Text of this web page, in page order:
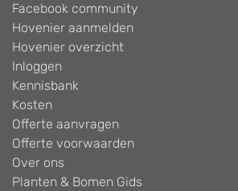
Facebook community
Hovenier aanmelden
Hovenier overzicht
Inloggen
Kennisbank
Kosten
Offerte aanvragen
Offerte voorwaarden
Over ons
Planten & Bomen Gids